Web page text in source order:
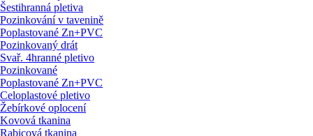
Šestihranná pletiva
Pozinkování v tavenině
Poplastované Zn+PVC
Pozinkovaný drát
Svař. 4hranné pletivo
Pozinkované
Poplastované Zn+PVC
Celoplastové pletivo
Žebírkové oplocení
Kovová tkanina
Rabicová tkanina